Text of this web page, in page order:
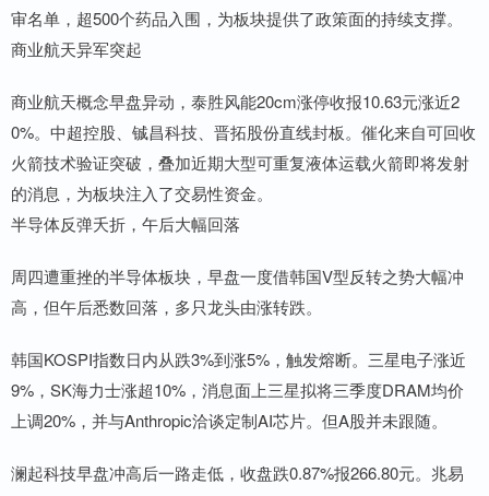
审名单，超500个药品入围，为板块提供了政策面的持续支撑。
商业航天异军突起
商业航天概念早盘异动，泰胜风能20cm涨停收报10.63元涨近2
0%。中超控股、铖昌科技、晋拓股份直线封板。催化来自可回收
火箭技术验证突破，叠加近期大型可重复液体运载火箭即将发射
的消息，为板块注入了交易性资金。
半导体反弹夭折，午后大幅回落
周四遭重挫的半导体板块，早盘一度借韩国V型反转之势大幅冲
高，但午后悉数回落，多只龙头由涨转跌。
韩国KOSPI指数日内从跌3%到涨5%，触发熔断。三星电子涨近
9%，SK海力士涨超10%，消息面上三星拟将三季度DRAM均价
上调20%，并与Anthropic洽谈定制AI芯片。但A股并未跟随。
澜起科技早盘冲高后一路走低，收盘跌0.87%报266.80元。兆易